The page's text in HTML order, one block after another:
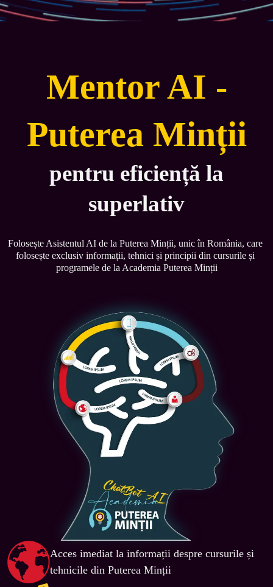
Mentor AI -
Puterea Minții
pentru eficiență la
superlativ
Folosește Asistentul AI de la Puterea Minții, unic în România, care
folosește exclusiv informații, tehnici și principii din cursurile și
programele de la Academia Puterea Minții
Acces imediat la informații despre cursurile și
tehnicile din Puterea Minții